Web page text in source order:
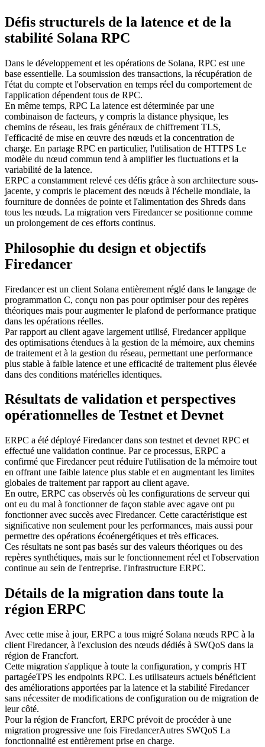
Défis structurels de la latence et de la
stabilité Solana RPC
Dans le développement et les opérations de Solana, RPC est une
base essentielle. La soumission des transactions, la récupération de
l'état du compte et l'observation en temps réel du comportement de
l'application dépendent tous de RPC.
En même temps, RPC La latence est déterminée par une
combinaison de facteurs, y compris la distance physique, les
chemins de réseau, les frais généraux de chiffrement TLS,
l'efficacité de mise en œuvre des nœuds et la concentration de
charge. En partage RPC en particulier, l'utilisation de HTTPS Le
modèle du nœud commun tend à amplifier les fluctuations et la
variabilité de la latence.
ERPC a constamment relevé ces défis grâce à son architecture sous-
jacente, y compris le placement des nœuds à l'échelle mondiale, la
fourniture de données de pointe et l'alimentation des Shreds dans
tous les nœuds. La migration vers Firedancer se positionne comme
un prolongement de ces efforts continus.
Philosophie du design et objectifs
Firedancer
Firedancer est un client Solana entièrement réglé dans le langage de
programmation C, conçu non pas pour optimiser pour des repères
théoriques mais pour augmenter le plafond de performance pratique
dans les opérations réelles.
Par rapport au client agave largement utilisé, Firedancer applique
des optimisations étendues à la gestion de la mémoire, aux chemins
de traitement et à la gestion du réseau, permettant une performance
plus stable à faible latence et une efficacité de traitement plus élevée
dans des conditions matérielles identiques.
Résultats de validation et perspectives
opérationnelles de Testnet et Devnet
ERPC a été déployé Firedancer dans son testnet et devnet RPC et
effectué une validation continue. Par ce processus, ERPC a
confirmé que Firedancer peut réduire l'utilisation de la mémoire tout
en offrant une faible latence plus stable et en augmentant les limites
globales de traitement par rapport au client agave.
En outre, ERPC cas observés où les configurations de serveur qui
ont eu du mal à fonctionner de façon stable avec agave ont pu
fonctionner avec succès avec Firedancer. Cette caractéristique est
significative non seulement pour les performances, mais aussi pour
permettre des opérations écoénergétiques et très efficaces.
Ces résultats ne sont pas basés sur des valeurs théoriques ou des
repères synthétiques, mais sur le fonctionnement réel et l'observation
continue au sein de l'entreprise. l'infrastructure ERPC.
Détails de la migration dans toute la
région ERPC
Avec cette mise à jour, ERPC a tous migré Solana nœuds RPC à la
client Firedancer, à l'exclusion des nœuds dédiés à SWQoS dans la
région de Francfort.
Cette migration s'applique à toute la configuration, y compris HT
partagéeTPS les endpoints RPC. Les utilisateurs actuels bénéficient
des améliorations apportées par la latence et la stabilité Firedancer
sans nécessiter de modifications de configuration ou de migration de
leur côté.
Pour la région de Francfort, ERPC prévoit de procéder à une
migration progressive une fois FiredancerAutres SWQoS La
fonctionnalité est entièrement prise en charge.